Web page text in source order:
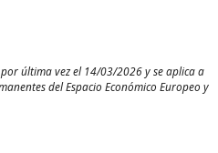
por última vez el 14/03/2026 y
permanentes del Espacio